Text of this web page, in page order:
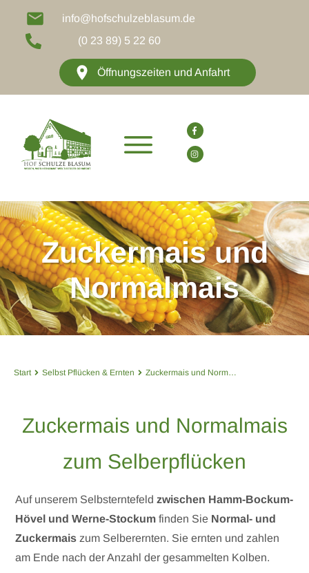
info@hofschulzeblasum.de
(0 23 89) 5 22 60
Öffnungszeiten und Anfahrt
Zuckermais und
Normalmais
Start Selbst Pflücken & Ernten Zuckermais und Normalmais
Zuckermais und Normalmais
zum Selberpflücken
Auf unserem Selbsterntefeld zwischen Hamm-Bockum-
Hövel und Werne-Stockum finden Sie Normal- und
Zuckermais zum Selberernten. Sie ernten und zahlen
am Ende nach der Anzahl der gesammelten Kolben.